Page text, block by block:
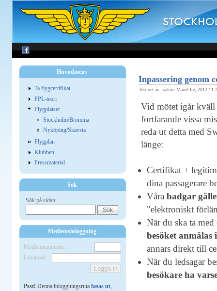
Huvudmeny
Ta flygcertifikat
PPL-teori
Flygplatser
Stockholm/Bromma
Nyköping/Skavsta
Flygplan
Klubben
Pressmaterial
Sök
Sök på sidan:
Medlemsinloggning
Medlemsnummer:
Lösenord:
Psst! Denna inloggningsruta fasas ut,
Inpassering genom
Skrivet av Joakim Mared fre, 2012-11-
Vid mötet igår kväll
fortfarande vissa
reda ut detta med
länge:
Certifikat +
dina passagerare
Våra badgar
"elektroniskt
När du ska ta
besöket anmälas
annars direkt till
När du ledsagar
besökare ha